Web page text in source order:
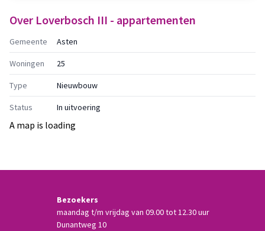
Over Loverbosch III - appartementen
Gemeente Asten
Woningen 25
Type Nieuwbouw
Status In uitvoering
A map is loading
Bezoekers
maandag t/m vrijdag van 09.00 tot 12.30 uur
Dunantweg 10